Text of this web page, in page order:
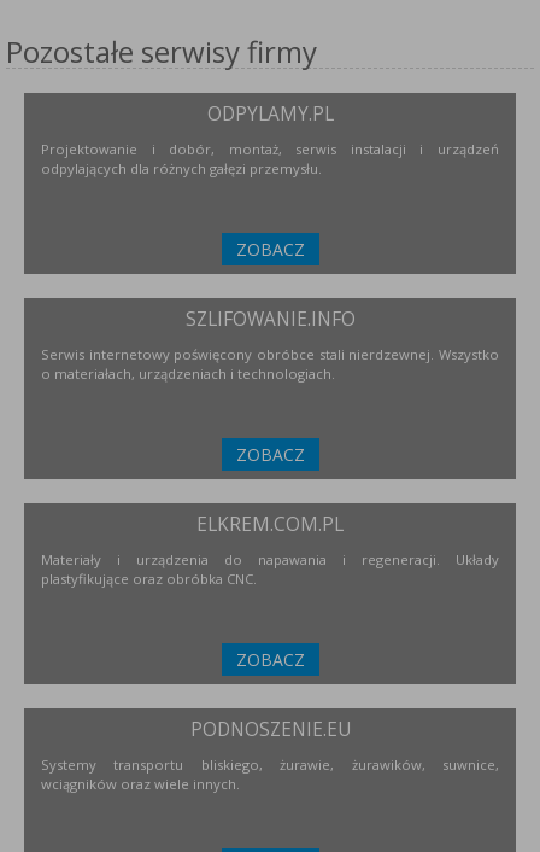
Pozostałe serwisy firmy
ODPYLAMY.PL
Projektowanie i dobór, montaż, serwis instalacji i urządzeń
odpylających dla różnych gałęzi przemysłu.
ZOBACZ
SZLIFOWANIE.INFO
Serwis internetowy poświęcony obróbce stali nierdzewnej. Wszystko
o materiałach, urządzeniach i technologiach.
ZOBACZ
ELKREM.COM.PL
Materiały i urządzenia do napawania i regeneracji. Układy
plastyfikujące oraz obróbka CNC.
ZOBACZ
PODNOSZENIE.EU
Systemy transportu bliskiego, żurawie, żurawików, suwnice,
wciągników oraz wiele innych.